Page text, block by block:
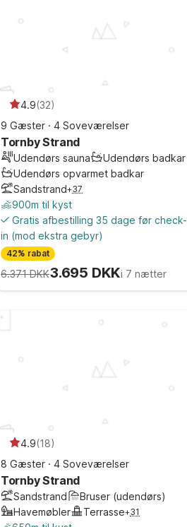
4.9(32)
9 Gæster · 4 Soveværelser
Tornby Strand
Udendørs sauna
Udendørs badkar
Udendørs opvarmet badkar
Sandstrand+37
900m til kyst
Gratis afbestilling 35 dage før check-
in (mod ekstra gebyr)
42% rabat
6.371 DKK3.695 DKKi 7 nætter
4.9(18)
8 Gæster · 4 Soveværelser
Tornby Strand
Sandstrand
Bruser (udendørs)
Havemøbler
Terrasse+31